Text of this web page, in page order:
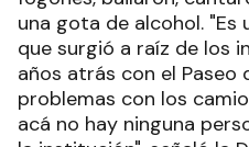
una gota de alcohol.
que surgió a raíz de los
años atrás con el Paseo
problemas con los
acá no hay ninguna